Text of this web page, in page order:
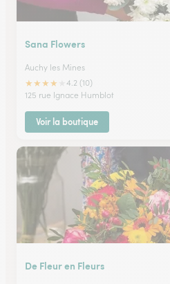
Sana Flowers
Auchy les Mines
★★★★
4.2 (10)
125 rue Ignace Humblot
Voir la boutique
De Fleur en Fleurs